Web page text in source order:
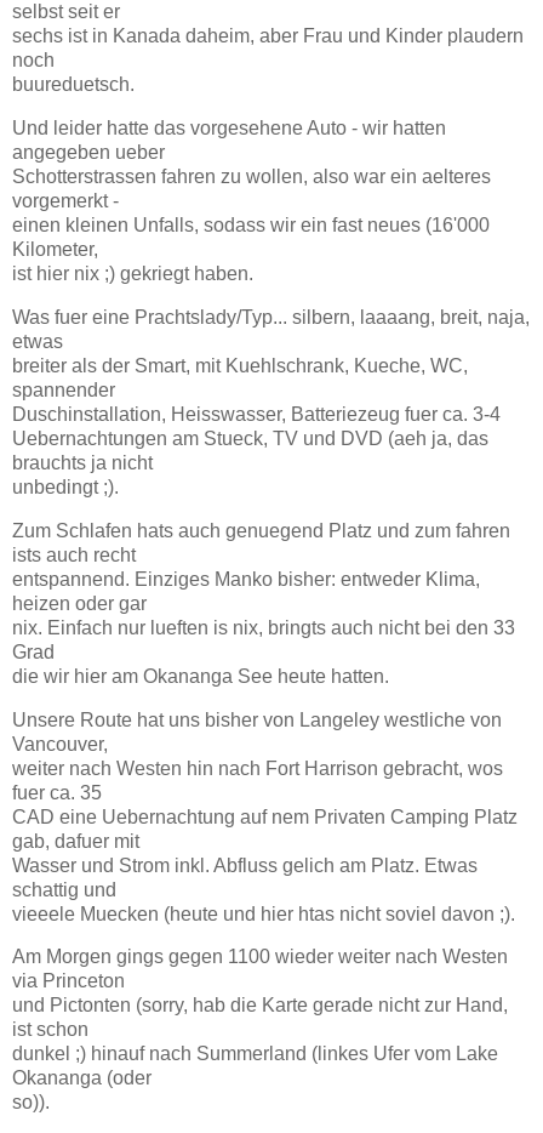
selbst seit er
sechs ist in Kanada daheim, aber Frau und Kinder plaudern
noch
buureduetsch.
Und leider hatte das vorgesehene Auto - wir hatten
angegeben ueber
Schotterstrassen fahren zu wollen, also war ein aelteres
vorgemerkt -
einen kleinen Unfalls, sodass wir ein fast neues (16'000
Kilometer,
ist hier nix ;) gekriegt haben.
Was fuer eine Prachtslady/Typ... silbern, laaaang, breit, naja,
etwas
breiter als der Smart, mit Kuehlschrank, Kueche, WC,
spannender
Duschinstallation, Heisswasser, Batteriezeug fuer ca. 3-4
Uebernachtungen am Stueck, TV und DVD (aeh ja, das
brauchts ja nicht
unbedingt ;).
Zum Schlafen hats auch genuegend Platz und zum fahren
ists auch recht
entspannend. Einziges Manko bisher: entweder Klima,
heizen oder gar
nix. Einfach nur lueften is nix, bringts auch nicht bei den 33
Grad
die wir hier am Okananga See heute hatten.
Unsere Route hat uns bisher von Langeley westliche von
Vancouver,
weiter nach Westen hin nach Fort Harrison gebracht, wos
fuer ca. 35
CAD eine Uebernachtung auf nem Privaten Camping Platz
gab, dafuer mit
Wasser und Strom inkl. Abfluss gelich am Platz. Etwas
schattig und
vieeele Muecken (heute und hier htas nicht soviel davon ;).
Am Morgen gings gegen 1100 wieder weiter nach Westen
via Princeton
und Pictonten (sorry, hab die Karte gerade nicht zur Hand,
ist schon
dunkel ;) hinauf nach Summerland (linkes Ufer vom Lake
Okananga (oder
so)).